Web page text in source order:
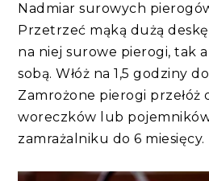
Nadmiar surowych
Przetrzeć mąką dużą
na niej surowe pierogi, tak
sobą. Włóż na 1,5 godziny
Zamrożone pierogi przełóż
woreczków lub
zamrażalniku do 6 miesięcy.